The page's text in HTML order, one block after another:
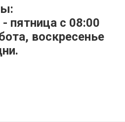
пятница с 08:00
воскресенье